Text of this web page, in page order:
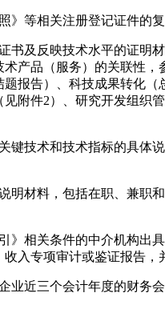
》等相关注册登记证件的
书及反映技术水平的证明
产品（服务）的关联性
题报告）、科技成果转化
附件2）、研究开发组织
键技术和技术指标的具体
明材料，包括在职、兼职
》相关条件的中介机构出
入专项审计或鉴证报告，
业近三个会计年度的财务